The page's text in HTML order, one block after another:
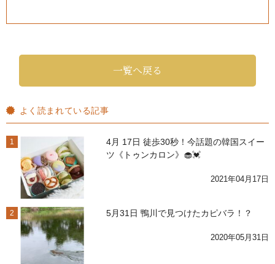
一覧へ戻る
よく読まれている記事
1
4月 17日 徒歩30秒！今話題の韓国スイー
ツ《トゥンカロン》🧁💓
2021年04月17日
2 5月31日 鴨川で見つけたカピバラ！？
2020年05月31日